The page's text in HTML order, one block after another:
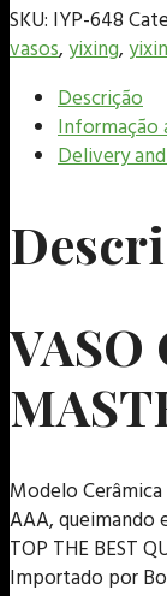
SKU: IYP-648
vasos,yixing,
Descrição
Informação
Delivery
VASO
Modelo
AAA, queimando
TOP THE BEST
Importado por